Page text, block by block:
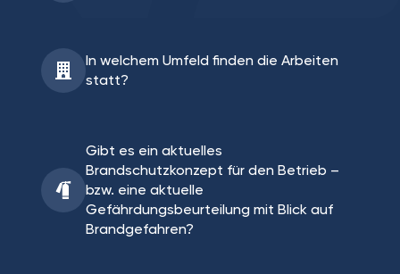
In welchem Umfeld finden die Arbeiten
statt?
Gibt es ein aktuelles
Brandschutzkonzept für den Betrieb –
bzw. eine aktuelle
Gefährdungsbeurteilung mit Blick auf
Brandgefahren?